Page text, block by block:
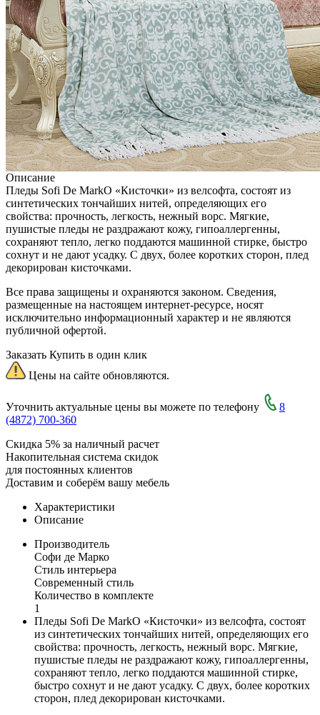
Описание
Пледы Sofi De MarkO «Кисточки» из велсофта, состоят из
синтетических тончайших нитей, определяющих его
свойства: прочность, легкость, нежный ворс. Мягкие,
пушистые пледы не раздражают кожу, гипоаллергенны,
сохраняют тепло, легко поддаются машинной стирке, быстро
сохнут и не дают усадку. С двух, более коротких сторон, плед
декорирован кисточками.
Все права защищены и охраняются законом. Сведения,
размещенные на настоящем интернет-ресурсе, носят
исключительно информационный характер и не являются
публичной офертой.
Заказать Купить в один клик
Цены на сайте обновляются.
Уточнить актуальные цены вы можете по телефону
8
(4872) 700-360
Скидка 5% за наличный расчет
Накопительная система скидок
для постоянных клиентов
Доставим и соберём вашу мебель
Характеристики
Описание
Производитель
Софи де Марко
Стиль интерьера
Современный стиль
Количество в комплекте
1
Пледы Sofi De MarkO «Кисточки» из велсофта, состоят
из синтетических тончайших нитей, определяющих его
свойства: прочность, легкость, нежный ворс. Мягкие,
пушистые пледы не раздражают кожу, гипоаллергенны,
сохраняют тепло, легко поддаются машинной стирке,
быстро сохнут и не дают усадку. С двух, более коротких
сторон, плед декорирован кисточками.